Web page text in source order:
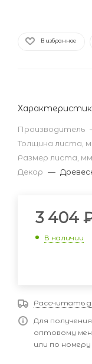
В избранное
Производитель
Толщина листа,
Размер листа, мм
Декор —
3 404
В наличии
Рассчитать
Для
оптовому
или по